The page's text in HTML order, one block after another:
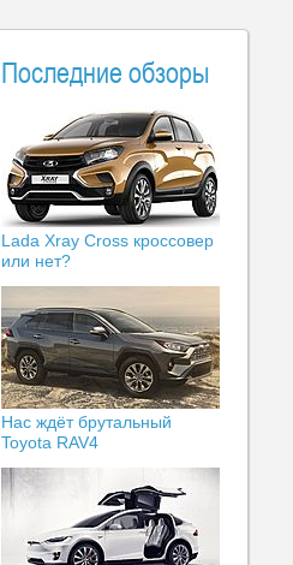
Последние обзоры
Lada Xray Cross кроссовер
или нет?
Нас ждёт брутальный
Toyota RAV4